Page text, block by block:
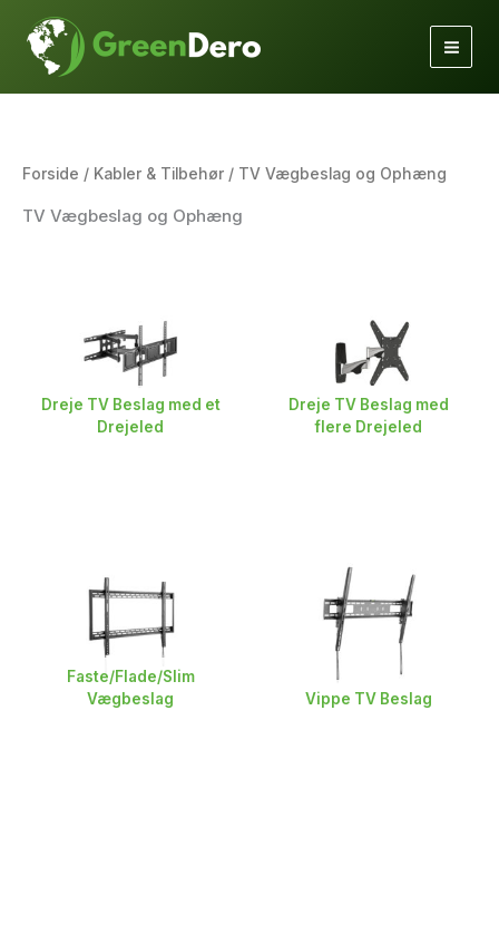
indholdet
Forside / Kabler & Tilbehør / TV Vægbeslag og Ophæng
TV Vægbeslag og Ophæng
Dreje TV Beslag med et
Drejeled
Dreje TV Beslag med
flere Drejeled
Faste/Flade/Slim
Vægbeslag
Vippe TV Beslag